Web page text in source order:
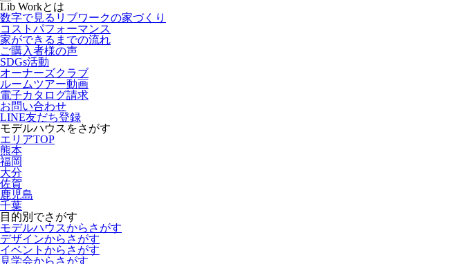
Lib Workとは
数字で見るリブワークの家づくり
コストパフォーマンス
家ができるまでの流れ
ご購入者様の声
SDGs活動
オーナーズクラブ
ルームツアー動画
電子カタログ請求
お問い合わせ
LINE友だち登録
モデルハウスをさがす
エリアTOP
熊本
福岡
大分
佐賀
鹿児島
千葉
目的別でさがす
モデルハウスからさがす
デザインからさがす
イベントからさがす
見学会からさがす